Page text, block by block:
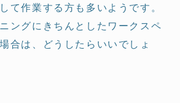
て作業する方も多いようです。
ングにきちんとしたワークスペ
合は、どうしたらいいでしょ